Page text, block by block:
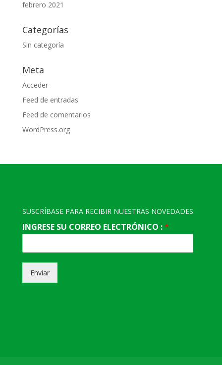
febrero 2021
Categorías
Sin categoría
Meta
Acceder
Feed de entradas
Feed de comentarios
WordPress.org
SUSCRÍBASE PARA RECIBIR NUESTRAS NOVEDADES
INGRESE SU CORREO ELECTRÓNICO :*
Enviar